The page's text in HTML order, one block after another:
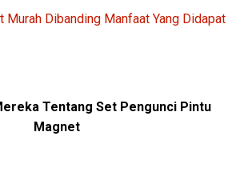
Murah Dibanding Manfaat Yang Didapat
Tentang Set Pengunci Pintu
Magnet